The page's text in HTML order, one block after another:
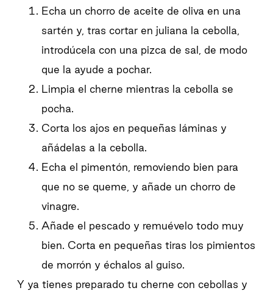
Echa un chorro de aceite de oliva en una
sartén y, tras cortar en juliana la cebolla,
introdúcela con una pizca de sal, de modo
que la ayude a pochar.
Limpia el cherne mientras la cebolla se
pocha.
Corta los ajos en pequeñas láminas y
añádelas a la cebolla.
Echa el pimentón, removiendo bien para
que no se queme, y añade un chorro de
vinagre.
Añade el pescado y remuévelo todo muy
bien. Corta en pequeñas tiras los pimientos
de morrón y échalos al guiso.
Y ya tienes preparado tu cherne con cebollas y